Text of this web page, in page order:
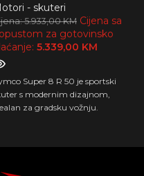
- skuteri
5.933,00KM Cijena sa
za gotovinsko
5.339,00 KM
Super 8 R 50 je sportski
s modernim dizajnom,
za gradsku vožnju.